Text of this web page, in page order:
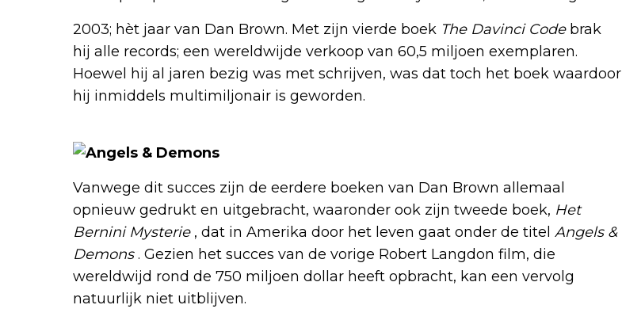
2003; hèt jaar van Dan Brown. Met zijn vierde boek The Davinci Codebrak
hij alle records; een wereldwijde verkoop van 60,5 miljoen exemplaren.
Hoewel hij al jaren bezig was met schrijven, was dat toch het boek waardoor
hij inmiddels multimiljonair is geworden.
Vanwege dit succes zijn de eerdere boeken van Dan Brown allemaal
opnieuw gedrukt en uitgebracht, waaronder ook zijn tweede boek, Het
Bernini Mysterie, dat in Amerika door het leven gaat onder de titel Angels &
Demons. Gezien het succes van de vorige Robert Langdon film, die
wereldwijd rond de 750 miljoen dollar heeft opbracht, kan een vervolg
natuurlijk niet uitblijven.